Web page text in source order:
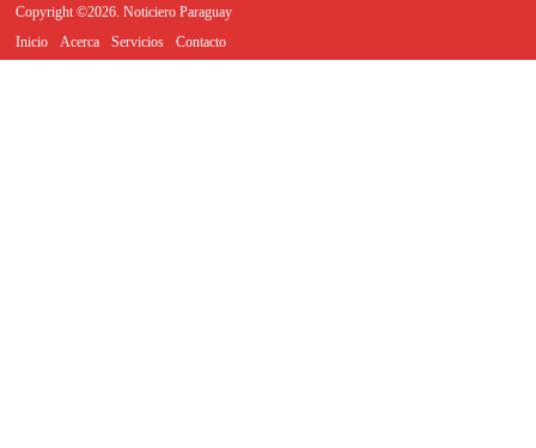
Copyright ©2026. Noticiero Paraguay
Inicio
Acerca Servicios Contacto